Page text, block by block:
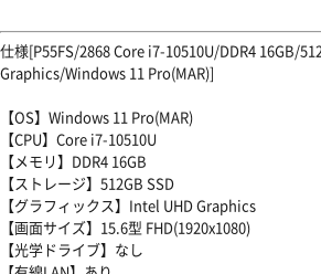
仕様[P55FS/2868 Core i7-10510U/DDR4 16GB/
Graphics/Windows 11 Pro(MAR)]
【OS】Windows 11 Pro(MAR)
【CPU】Core i7-10510U
【メモリ】DDR4 16GB
【ストレージ】512GB SSD
【グラフィックス】Intel UHD Graphics
【画面サイズ】15.6型 FHD(1920x1080)
【光学ドライブ】なし